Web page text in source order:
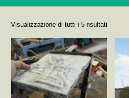
Visualizzazione di tutti i 5 risultati